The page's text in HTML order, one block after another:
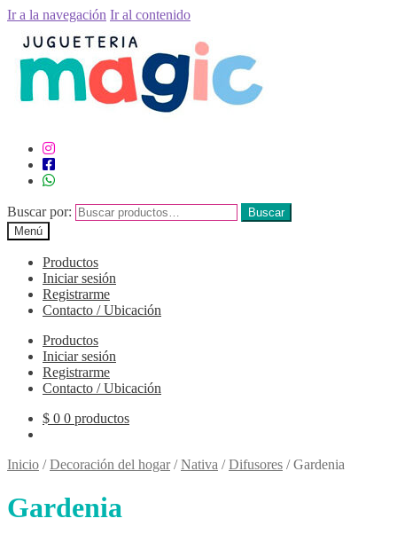
Ir a la navegación Ir al contenido
Buscar por:
Buscar
Menú
Productos
Iniciar sesión
Registrarme
Contacto / Ubicación
Productos
Iniciar sesión
Registrarme
Contacto / Ubicación
$ 0 0 productos
Inicio /Decoración del hogar/Nativa /Difusores /Gardenia
Gardenia